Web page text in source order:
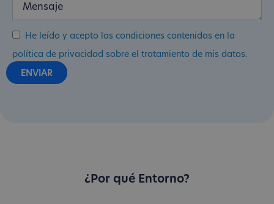
He leído y acepto las condiciones contenidas en la
política de privacidad sobre el tratamiento de mis datos.
¿Por qué Entorno?